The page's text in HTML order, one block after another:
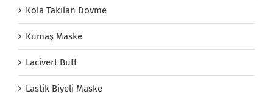
Kola Takılan Dövme
Kumaş Maske
Lacivert Buff
Lastik Biyeli Maske